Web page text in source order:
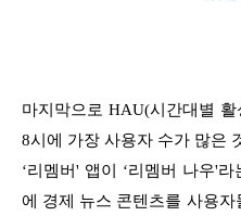
마지막으로 HAU(시간대별
8시에 가장 사용자 수가 많은
‘리멤버' 앱이 ‘리멤버 나우'
에 경제 뉴스 콘텐츠를 사용